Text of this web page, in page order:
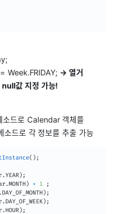
Week.FRIDAY; → 열거
null값 지정 가능!
드로 Calendar 객체를
드로 각 정보를 추출 가능
( ) ;
.YEAR) ;
.MONTH) + 1
;
. DAY_OF_MONTH) ;
. DAY_OF_WEEK) ;
. HOUR) ;